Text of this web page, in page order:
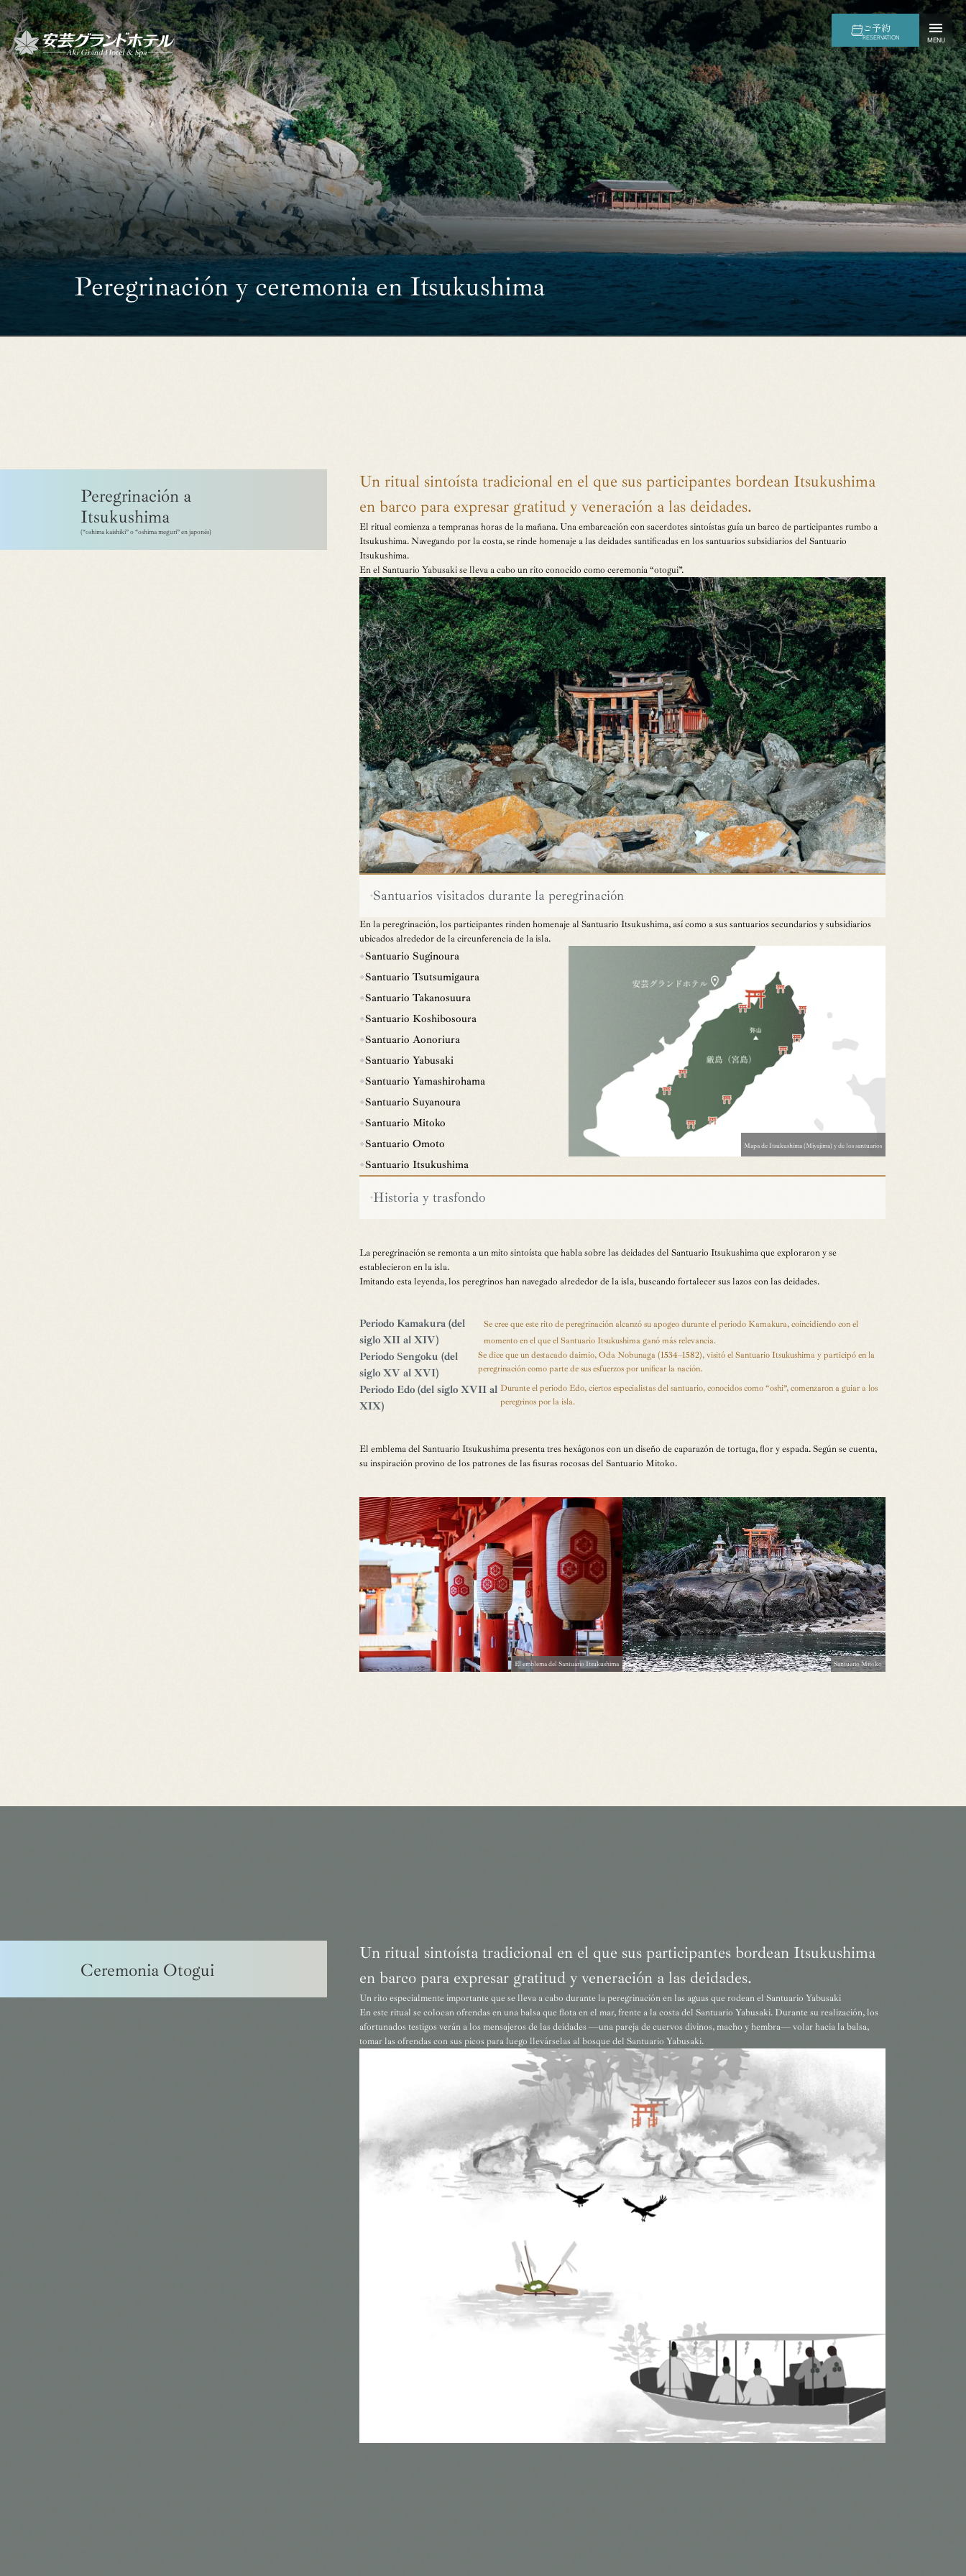
ご予約
RESERVATION MENU
Language English Español Français 繁体中文 한국어
Página de inicio Peregrinación y acto ceremonial en Itsukushima
TOP
トップページ
SHOP
ショップ
ACCESS
安芸グランドホテル プレミアムクラブお知らせ
よくあるご質問
お問い合わせおよびご予約会社案内
個人情報保護方針
廿遊会ホームページ（教育旅行資料）
安芸グランドホテル〒739-0412広島県廿日市市宮島口西1-1-17
Tel.0829-56-0111
Fax. 0829-56-3348
E-mail：info@akigh.co.jp
東京営業所：03-6731-4811
関西営業所：06-6411-1833
Peregrinación y ceremonia en Itsukushima
Peregrinación a
Itsukushima
(“oshima kaishiki” o “oshima meguri” en japonés)
Un ritual sintoísta tradicional en el que sus participantes bordean Itsukushima
en barco para expresar gratitud y veneración a las deidades.
El ritual comienza a tempranas horas de la mañana. Una embarcación con sacerdotes sintoístas guía un barco de participantes rumbo a
Itsukushima. Navegando por la costa, se rinde homenaje a las deidades santificadas en los santuarios subsidiarios del Santuario
Itsukushima.
En el Santuario Yabusaki se lleva a cabo un rito conocido como ceremonia “otogui”.
Santuarios visitados durante la peregrinación
En la peregrinación, los participantes rinden homenaje al Santuario Itsukushima, así como a sus santuarios secundarios y subsidiarios
ubicados alrededor de la circunferencia de la isla.
Santuario Suginoura
Santuario Tsutsumigaura
Santuario Takanosuura
Santuario Koshibosoura
Santuario Aonoriura
Santuario Yabusaki
Santuario Yamashirohama
Santuario Suyanoura
Santuario Mitoko
Santuario Omoto
Santuario Itsukushima
Mapa de Itsukushima (Miyajima) y de los santuarios
Historia y trasfondo
La peregrinación se remonta a un mito sintoísta que habla sobre las deidades del Santuario Itsukushima que exploraron y se
establecieron en la isla.
Imitando esta leyenda, los peregrinos han navegado alrededor de la isla, buscando fortalecer sus lazos con las deidades.
Periodo Kamakura (del
siglo XII al XIV)
Se cree que este rito de peregrinación alcanzó su apogeo durante el periodo Kamakura, coincidiendo con el
momento en el que el Santuario Itsukushima ganó más relevancia.
Periodo Sengoku (del
siglo XV al XVI)
Se dice que un destacado daimio, Oda Nobunaga (1534–1582), visitó el Santuario Itsukushima y participó en la
peregrinación como parte de sus esfuerzos por unificar la nación.
Periodo Edo (del siglo XVII al
XIX)
Durante el periodo Edo, ciertos especialistas del santuario, conocidos como “oshi”, comenzaron a guiar a los
peregrinos por la isla.
El emblema del Santuario Itsukushima presenta tres hexágonos con un diseño de caparazón de tortuga, flor y espada. Según se cuenta,
su inspiración provino de los patrones de las fisuras rocosas del Santuario Mitoko.
El emblema del Santuario Itsukushima Santuario Mitoko
Ceremonia Otogui
Un ritual sintoísta tradicional en el que sus participantes bordean Itsukushima
en barco para expresar gratitud y veneración a las deidades.
Un rito especialmente importante que se lleva a cabo durante la peregrinación en las aguas que rodean el Santuario Yabusaki
En este ritual se colocan ofrendas en una balsa que flota en el mar, frente a la costa del Santuario Yabusaki. Durante su realización, los
afortunados testigos verán a los mensajeros de las deidades —una pareja de cuervos divinos, macho y hembra— volar hacia la balsa,
tomar las ofrendas con sus picos para luego llevárselas al bosque del Santuario Yabusaki.